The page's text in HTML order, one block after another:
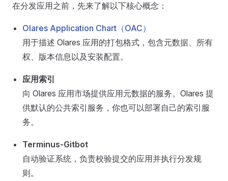
在分发应用之前，先来了解以下核心概念：
Olares Application Chart（OAC）
用于描述 Olares 应用的打包格式，包含元数据、所有
权、版本信息以及安装配置。
应用索引
向 Olares 应用市场提供应用元数据的服务。Olares 提
供默认的公共索引服务，你也可以部署自己的索引服
务。
Terminus-Gitbot
自动验证系统，负责校验提交的应用并执行分发规
则。